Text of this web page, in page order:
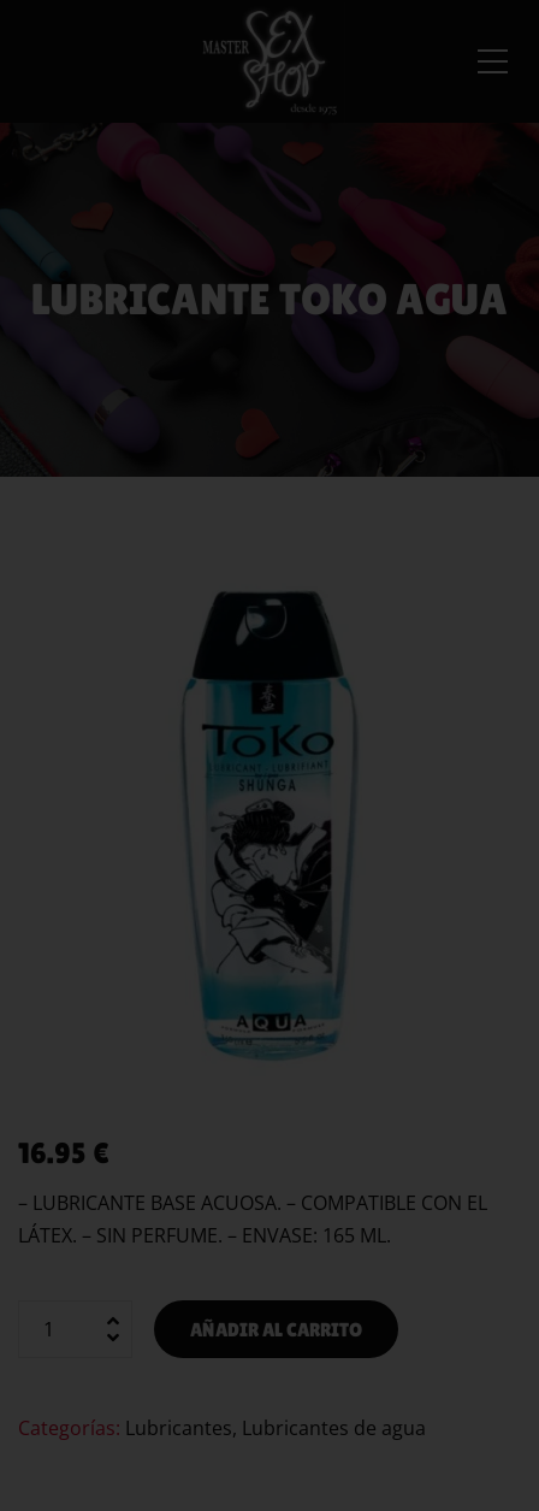
LUBRICANTE TOKO AGUA
16.95 €
– LUBRICANTE BASE ACUOSA. – COMPATIBLE CON EL
LÁTEX. – SIN PERFUME. – ENVASE: 165 ML.
AÑADIR AL CARRITO
Categorías: Lubricantes, Lubricantes de agua